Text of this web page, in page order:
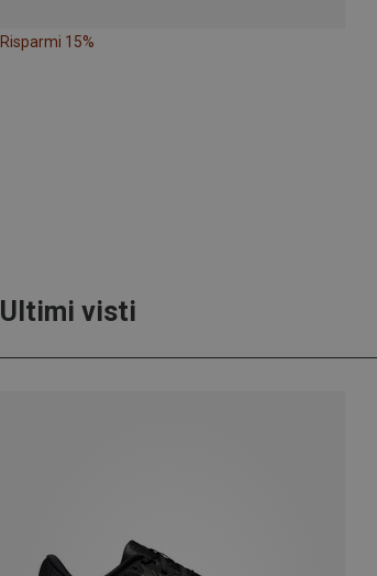
Risparmi 15%
Ultimi visti